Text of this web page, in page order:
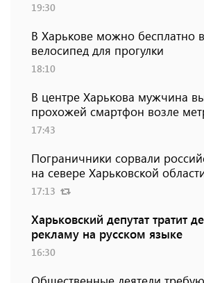
19:30
В Харькове можно бесплатно
велосипед для прогулки
18:10
В центре Харькова мужчина
прохожей смартфон возле
17:43
Пограничники сорвали
на севере Харьковской
17:13
Харьковский депутат тратит
рекламу на русском языке
16:30